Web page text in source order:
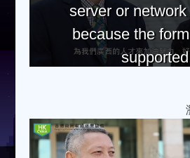
server or
because the